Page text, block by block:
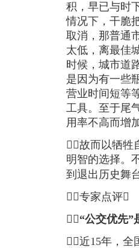
积，早已与时
情况下，干脆
取消，那普通
太低，离最佳
时候，城市道
是因为有一些
营业时间短等
工具。至于尾
用率不高而增
故而以牺牲
明智的选择。
到退出历史舞
专家点评
 “公交优先”
近15年，全